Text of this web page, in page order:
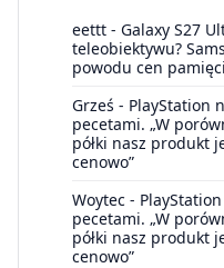
eettt - Galaxy S27
teleobiektywu?
powodu cen pamięci
Grześ - PlayStation
pecetami. „W
półki nasz produkt
cenowo”
Woytec -
pecetami. „W
półki nasz produkt
cenowo”